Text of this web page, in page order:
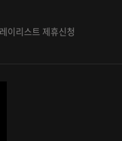
이리스트 제휴신청